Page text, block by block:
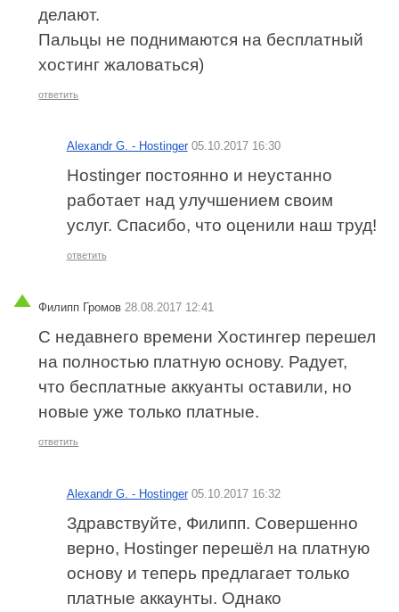
делают.
Пальцы не поднимаются на бесплатный
хостинг жаловаться)
ответить
Alexandr G. - Hostinger 05.10.2017 16:30
Hostinger постоянно и неустанно
работает над улучшением своим
услуг. Спасибо, что оценили наш труд!
ответить
Филипп Громов 28.08.2017 12:41
С недавнего времени Хостингер перешел
на полностью платную основу. Радует,
что бесплатные аккуанты оставили, но
новые уже только платные.
ответить
Alexandr G. - Hostinger 05.10.2017 16:32
Здравствуйте, Филипп. Совершенно
верно, Hostinger перешёл на платную
основу и теперь предлагает только
платные аккаунты. Однако